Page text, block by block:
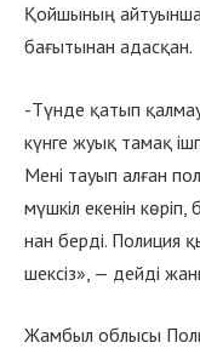
Қойшының
бағытынан адасқан.
-Түнде қатып
күнге жуық тамақ
Мені тауып алған
мүшкіл екенін
нан берді. Полиция
шексіз», — дейді
Жамбыл облысы